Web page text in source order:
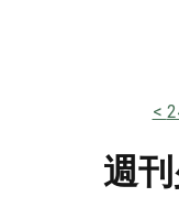
週